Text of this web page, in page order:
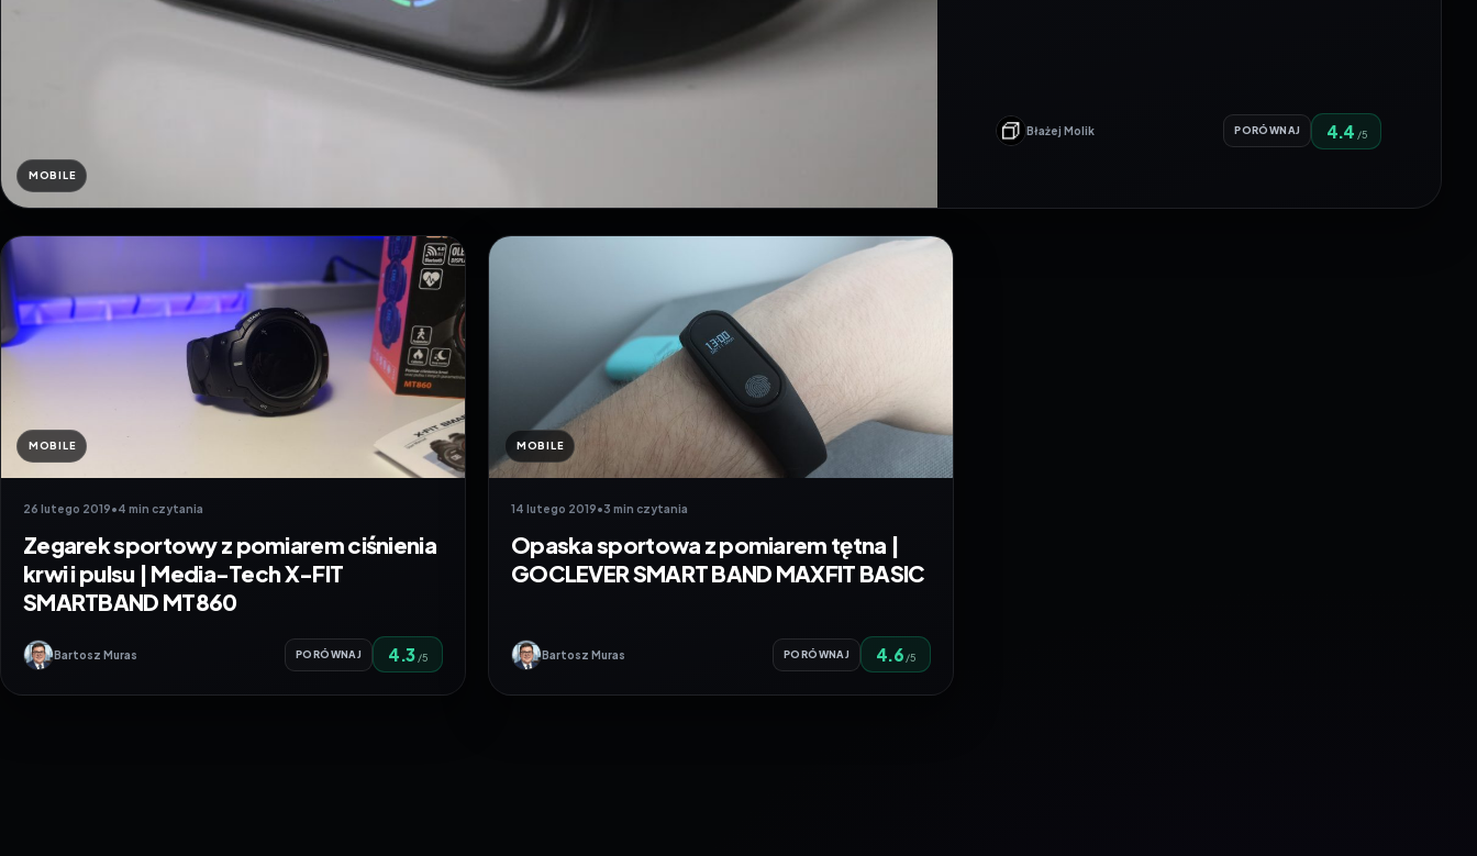
MOBILE
Błażej Molik PORÓWNAJ 4.4 /5
MOBILE
26 lutego 2019•4 min czytania
Zegarek sportowy z pomiarem ciśnienia
krwi i pulsu | Media-Tech X-FIT
SMARTBAND MT860
Bartosz Muras PORÓWNAJ 4.3 /5
MOBILE
14 lutego 2019•3 min czytania
Opaska sportowa z pomiarem tętna |
GOCLEVER SMART BAND MAXFIT BASIC
Bartosz Muras PORÓWNAJ 4.6 /5